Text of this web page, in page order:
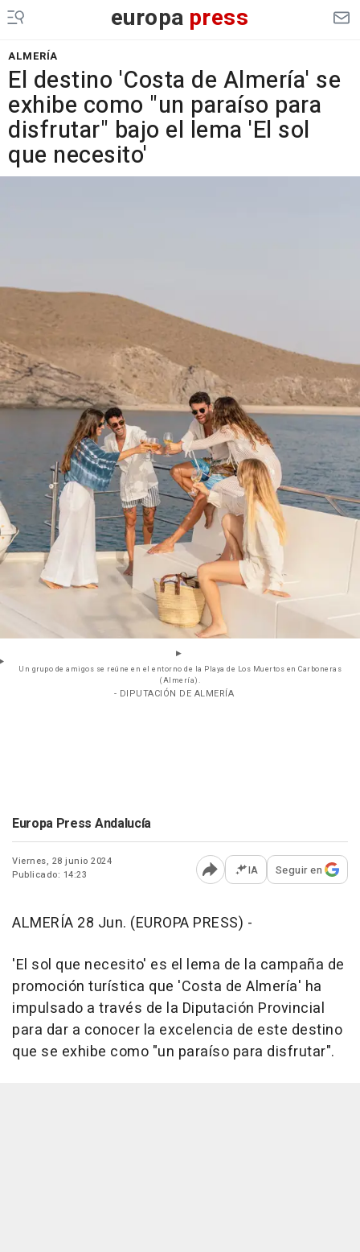
europa press
ALMERÍA
El destino 'Costa de Almería' se
exhibe como "un paraíso para
disfrutar" bajo el lema 'El sol
que necesito'
Un grupo de amigos se reúne en el entorno de la Playa de Los Muertos en Carboneras
(Almería).
- DIPUTACIÓN DE ALMERÍA
Europa Press Andalucía
Viernes, 28 junio 2024
Publicado: 14:23
Abrir opciones para
IA Seguir en
ALMERÍA 28 Jun. (EUROPA PRESS) -
'El sol que necesito' es el lema de la campaña de
promoción turística que 'Costa de Almería' ha
impulsado a través de la Diputación Provincial
para dar a conocer la excelencia de este destino
que se exhibe como "un paraíso para disfrutar".